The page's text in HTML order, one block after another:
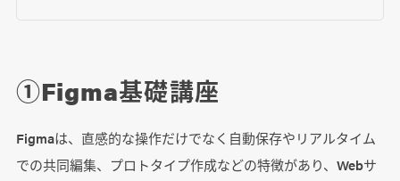
①Figma基礎講座
Figmaは、直感的な操作だけでなく自動保存やリアルタイム
での共同編集、プロトタイプ作成などの特徴があり、Webサ